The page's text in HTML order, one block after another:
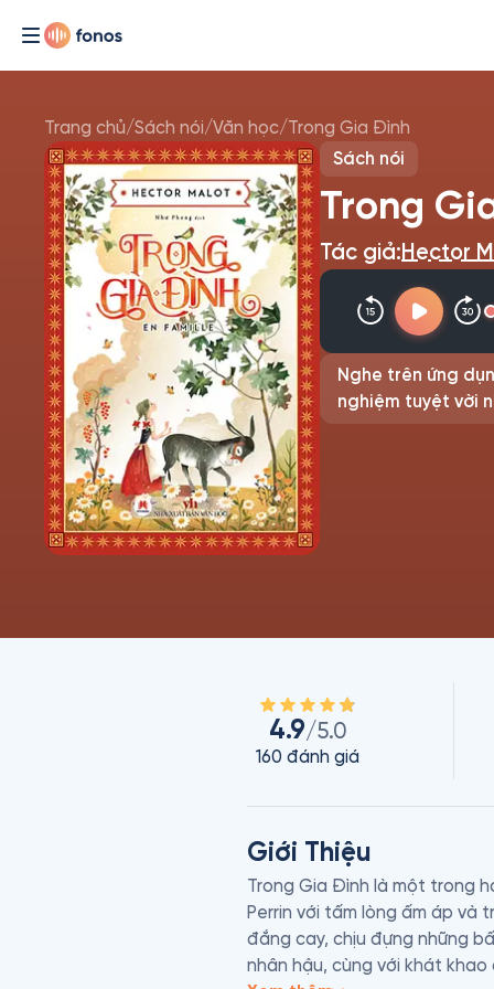
Trang chủ/Sách nói/Văn học/Trong Gia Đình
Sách nói
Trong
Tác giả:Hector
Nghe trên ứng
nghiệm tuyệt vời
4.9/5.0
160 đánh giá
Giới Thiệu
Trong Gia Đình là một trong
Perrin với tấm lòng ấm áp và
đắng cay, chịu đựng những
nhân hậu, cùng với khát